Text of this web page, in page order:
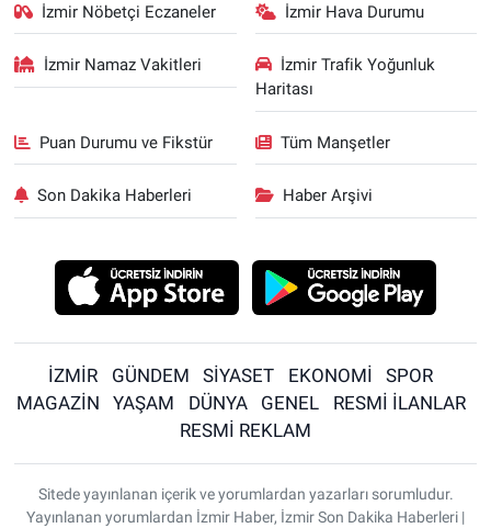
İzmir Nöbetçi Eczaneler İzmir Hava Durumu
İzmir Namaz Vakitleri
İzmir Trafik Yoğunluk
Haritası
Puan Durumu ve Fikstür Tüm Manşetler
Son Dakika Haberleri Haber Arşivi
İZMİR GÜNDEM SİYASET EKONOMİ
SPOR
MAGAZİN
YAŞAM DÜNYA GENEL
RESMİ İLANLAR
RESMİ REKLAM
Sitede yayınlanan içerik ve yorumlardan yazarları sorumludur.
Yayınlanan yorumlardan İzmir Haber, İzmir Son Dakika Haberleri |